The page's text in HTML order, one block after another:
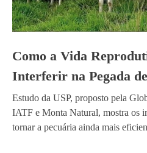
Como a Vida
Interferir na Pegada
Estudo da USP, proposto pela
IATF e Monta Natural, mostra os
tornar a pecuária ainda mais